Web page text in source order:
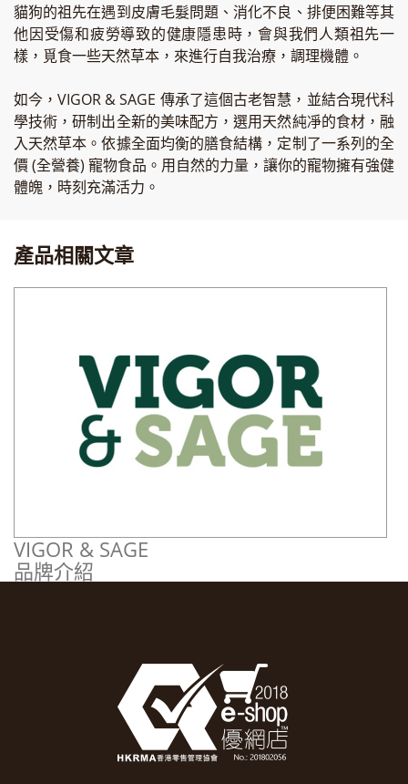
貓狗的祖先在遇到皮膚毛髮問題、消化不良、排便困難等其
他因受傷和疲勞導致的健康隱患時，會與我們人類祖先一
樣，覓食一些天然草本，來進行自我治療，調理機體。
如今，VIGOR & SAGE 傳承了這個古老智慧，並結合現代科
學技術，研制出全新的美味配方，選用天然純凈的食材，融
入天然草本。依據全面均衡的膳食結構，定制了一系列的全
價 (全營養) 寵物食品。用自然的力量，讓你的寵物擁有強健
體魄，時刻充滿活力。
產品相關文章
VIGOR & SAGE
品牌介紹